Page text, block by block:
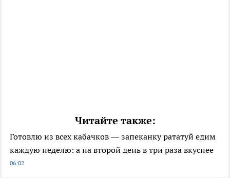
Читайте также:
Готовлю из всех кабачков — запеканку рататуй едим
каждую неделю: а на второй день в три раза вкуснее
06:02